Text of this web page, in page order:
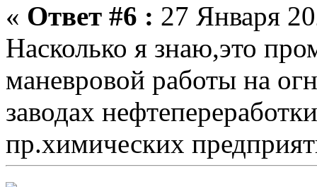
« Ответ #6 : 27 Января
Насколько я знаю,это
маневровой работы на
заводах
пр.химических